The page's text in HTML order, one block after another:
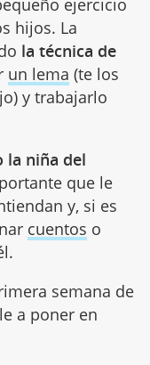
ejercicio
hijos. La
la técnica de
un lema (te los
y trabajarlo
la niña del
que le
y, si es
cuentos o
semana de
a poner en